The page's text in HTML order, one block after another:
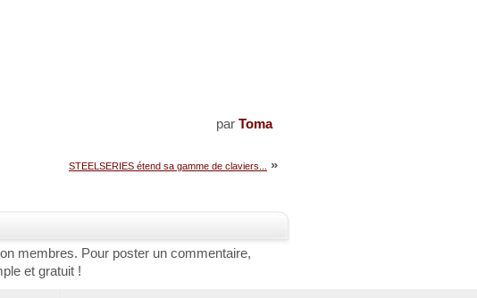
par Toma
STEELSERIES étend sa gamme de claviers... »
membres. Pour poster un commentaire,
et gratuit !